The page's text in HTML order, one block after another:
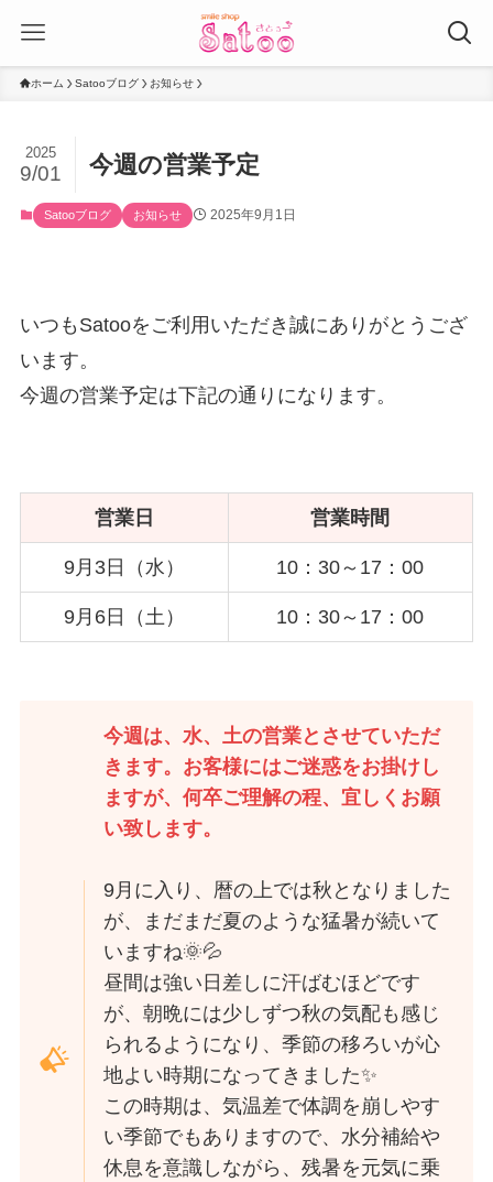
ホーム Satooブログ お知らせ
今週の営業予定
2025
9/01
Satooブログ お知らせ 2025年9月1日
いつもSatooをご利用いただき誠にありがとうござ
います。
今週の営業予定は下記の通りになります。
営業日 営業時間
9月3日（水） 10：30～17：00
9月6日（土） 10：30～17：00
今週は、水、土の営業とさせていただ
きます。お客様にはご迷惑をお掛けし
ますが、何卒ご理解の程、宜しくお願
い致します。
9月に入り、暦の上では秋となりました
が、まだまだ夏のような猛暑が続いて
いますね🌞💦
昼間は強い日差しに汗ばむほどです
が、朝晩には少しずつ秋の気配も感じ
られるようになり、季節の移ろいが心
地よい時期になってきました✨
この時期は、気温差で体調を崩しやす
い季節でもありますので、水分補給や
休息を意識しながら、残暑を元気に乗